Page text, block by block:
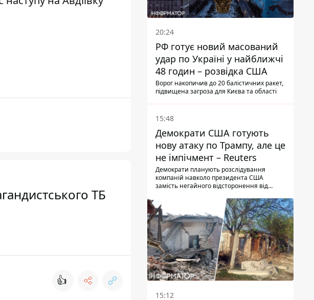
ТБ
👍
20:24
РФ готує новий масований
удар по Україні у найближчі
48 годин – розвідка США
Ворог накопичив до 20 балістичних ракет,
підвищена загроза для Києва та області
15:48
Демократи США готують
нову атаку по Трампу, але це
не імпічмент – Reuters
Демократи планують розслідування
компаній навколо президента США
замість негайного відсторонення від
15:12